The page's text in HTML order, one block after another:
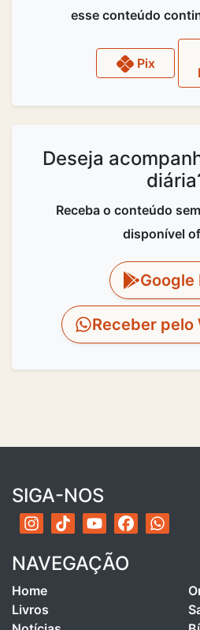
esse conteúdo
Pix
Deseja
Receba o conteúdo
disponível
Google
Receber pelo
SIGA-NOS
NAVEGAÇÃO
Home
Livros